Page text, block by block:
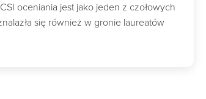
oceniania jest jako jeden z czołowych
się również w gronie laureatów